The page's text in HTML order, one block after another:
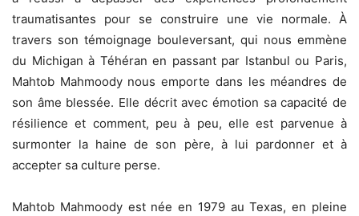
traumatisantes pour se construire une vie normale. À
travers son témoignage bouleversant, qui nous emmène
du Michigan à Téhéran en passant par Istanbul ou Paris,
Mahtob Mahmoody nous emporte dans les méandres de
son âme blessée. Elle décrit avec émotion sa capacité de
résilience et comment, peu à peu, elle est parvenue à
surmonter la haine de son père, à lui pardonner et à
accepter sa culture perse.
Mahtob Mahmoody est née en 1979 au Texas, en pleine